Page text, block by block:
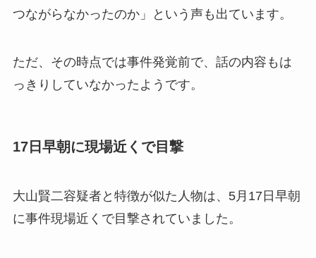
つながらなかったのか」という声も出ています。
ただ、その時点では事件発覚前で、話の内容もは
っきりしていなかったようです。
17日早朝に現場近くで目撃
大山賢二容疑者と特徴が似た人物は、5月17日早朝
に事件現場近くで目撃されていました。